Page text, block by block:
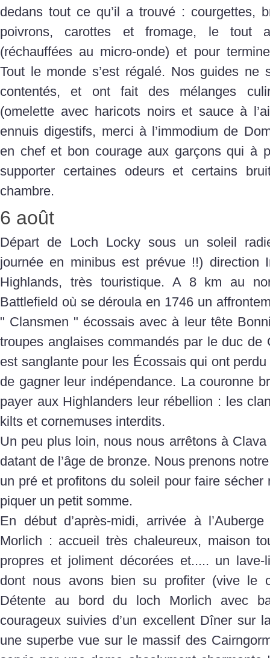
dedans tout ce qu’il a trouvé : courgettes,
poivrons, carottes et fromage, le tout
(réchauffées au micro-onde) et pour
Tout le monde s’est régalé. Nos guides ne
contentés, et ont fait des mélanges
(omelette avec haricots noirs et sauce à
ennuis digestifs, merci à l’immodium de
en chef et bon courage aux garçons qui à
supporter certaines odeurs et certains
chambre.
6 août
Départ de Loch Locky sous un soleil
journée en minibus est prévue !!) direction
Highlands, très touristique. A 8 km au
Battlefield où se déroula en 1746 un
" Clansmen " écossais avec à leur tête
troupes anglaises commandés par le duc de
est sanglante pour les Écossais qui ont
de gagner leur indépendance. La couronne
payer aux Highlanders leur rébellion : les
kilts et cornemuses interdits.
Un peu plus loin, nous nous arrêtons à
datant de l’âge de bronze. Nous prenons
un pré et profitons du soleil pour faire sécher
piquer un petit somme.
En début d’après-midi, arrivée à
Morlich : accueil très chaleureux, maison
propres et joliment décorées et..... un
dont nous avons bien su profiter (vive le
Détente au bord du loch Morlich avec
courageux suivies d’un excellent Dîner sur
une superbe vue sur le massif des